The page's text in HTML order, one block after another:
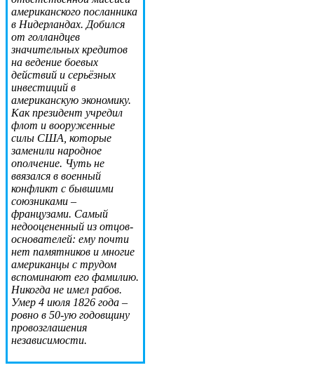
американского посланника
в Нидерландах. Добился
от голландцев
значительных кредитов
на ведение боевых
действий и серьёзных
инвестиций в
американскую экономику.
Как президент учредил
флот и вооруженные
силы США, которые
заменили народное
ополчение. Чуть не
ввязался в военный
конфликт с бывшими
союзниками –
французами. Самый
недооцененный из отцов-
основателей: ему почти
нет памятников и многие
американцы с трудом
вспоминают его фамилию.
Никогда не имел рабов.
Умер 4 июля 1826 года –
ровно в 50-ую годовщину
провозглашения
независимости.